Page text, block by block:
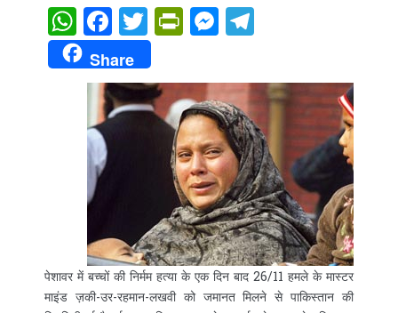
WhatsApp
Facebook
Twitter
PrintFriendly
Messenger
Share
पेशावर में बच्चों की निर्मम हत्या के एक दिन बाद 26/11 हमले के मास्टर
माइंड ज़की-उर-रहमान-लखवी को जमानत मिलने से पाकिस्तान की